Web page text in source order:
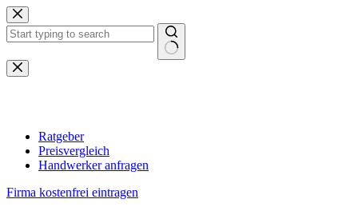
Zum
Inhalt
springen
Keine
Ergebnisse
Ratgeber
Preisvergleich
Handwerker anfragen
Firma kostenfrei eintragen